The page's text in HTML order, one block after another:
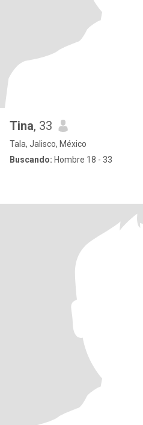
Tina, 33
Tala, Jalisco, México
Buscando: Hombre 18 - 33